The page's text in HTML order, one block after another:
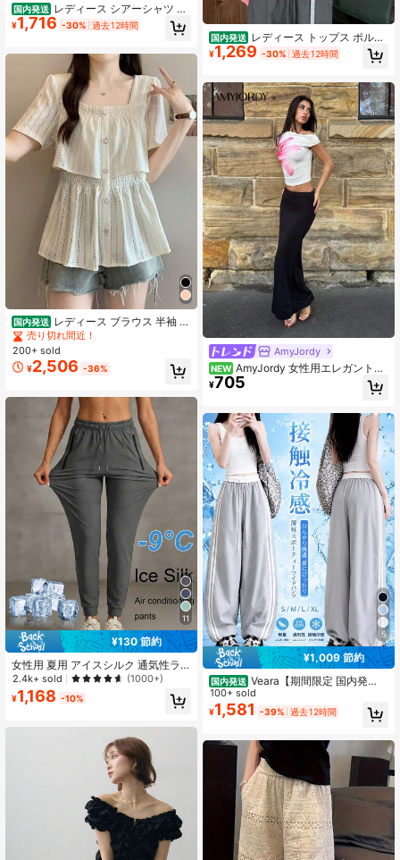
国内発送 レディース シアーシャツ 半
袖 ブラウス ショート丈 シャーリン
グ ドロスト クロップドシャツ 前開
日焼け防止 冷房対策 体型カバー 華
奢見え 韓国風 きれいめ 大人可愛い
¥1,716 -30% 過去12時間
国内発送 レディース ブラウス 半袖 ス
クエアネック ペプラム トップス シ
ャツ カットワークレース ティアード
フリル シャーリング ウエストマーク
体型カバー 着痩せ 骨格ウェーブ 大
ト 黒
売り切れ間近！
200+ sold
¥2,506 -36%
11
¥130 節約
女性用 夏用 アイスシルク 通気性ラ
ンニングパンツ、ジッパーポケット&
ウエストゴム仕様の軽量スポーツズ
ボン、フィットネス&ジョギング春用
2.4k+ sold (1000+)
¥1,168 -10%
国内発送 レディース トップス ポルカ
ドット レース フリル 前紐結び ウエ
ストマーク セクシー 可愛い 夏用 お
ーデ 人気 新作 着痩せ Y2K 韓国風 女
性用
¥1,269 -30% 過去12時間
AmyJordy
NEW AmyJordy 女性用エレガントな
フローラルプリントの非対称ネック
ルーシュトップ
¥705
5
¥1,009 節約
国内発送 Veara【期間限定 国内発
送】2026新作クールタッチ速乾 ワイ
ドパンツ 夏 薄手 垂れ感 ゆったりシ
ルエット ストライプ柄 スポーツ カ
100+ sold
¥1,581 -39% 過去12時間